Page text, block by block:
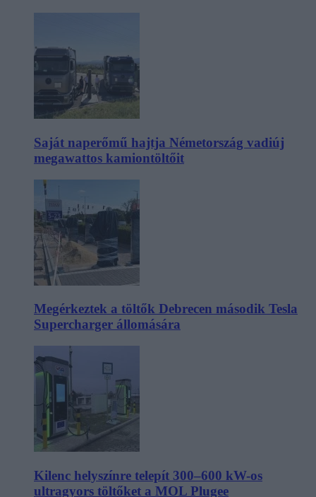
Saját naperőmű hajtja Németország vadiúj
megawattos kamiontöltőit
Megérkeztek a töltők Debrecen második Tesla
Supercharger állomására
Kilenc helyszínre telepít 300–600 kW-os
ultragyors töltőket a MOL Plugee